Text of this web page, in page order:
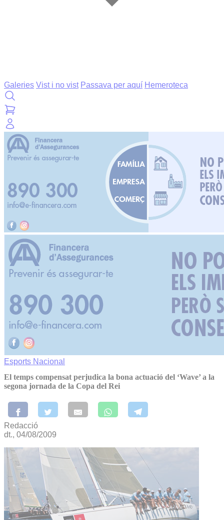
Galeries Vist i no vist Passava per aquí Hemeroteca
Esports Nacional
El temps compensat perjudica la bona actuació del ‘Wave’ a la
segona jornada de la Copa del Rei
Redacció
dt., 04/08/2009